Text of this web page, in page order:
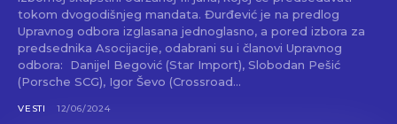
tokom dvogodišnjeg mandata. Đurđević je na predlog
Upravnog odbora izglasana jednoglasno, a pored izbora za
predsednika Asocijacije, odabrani su i članovi Upravnog
odbora: Danijel Begović (Star Import), Slobodan Pešić
(Porsche SCG), Igor Ševo (Crossroad...
VESTI 12/06/2024